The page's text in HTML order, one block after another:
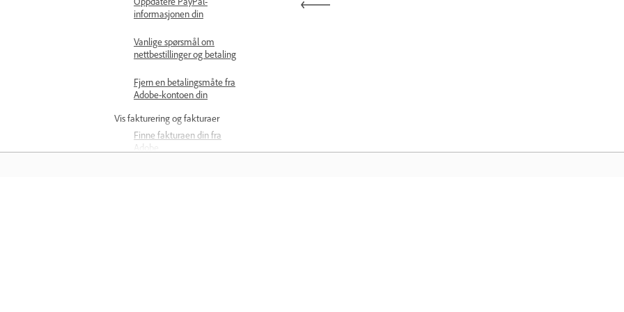
informasjonen din
Vanlige spørsmål om
nettbestillinger og betaling
Fjern en betalingsmåte fra
Adobe-kontoen din
Vis fakturering og fakturaer
Finne fakturaen din fra
Adobe